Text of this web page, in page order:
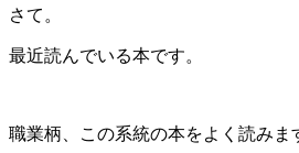
さて。
最近読んでいる本です。
職業柄、この系統の本をよく読みま